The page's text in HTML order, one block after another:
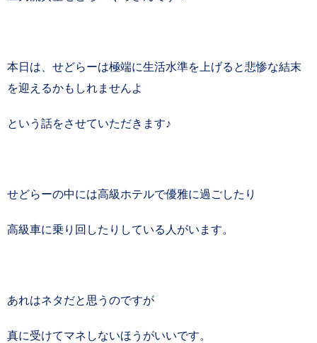
本日は、せどらーは極端に生活水準を上げると悲惨な結末
を迎えるかもしれませんよ
という話をさせていただきます♪
せどらーの中には高級ホテルで優雅に過ごしたり
高級車に乗り回したりしている人がいます。
あれはネタだと思うのですが
真に受けてマネしないほうがいいです。